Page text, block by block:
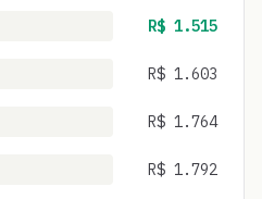
R$ 1.515
R$ 1.603
R$ 1.764
R$ 1.792